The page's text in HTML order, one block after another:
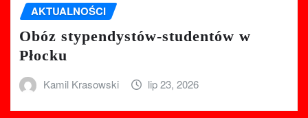
AKTUALNOŚCI
Obóz stypendystów-studentów w
Płocku
Kamil Krasowski lip 23, 2026